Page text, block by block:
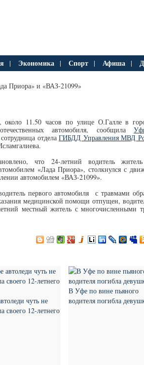
| Экономика | Спорт | Афиша |
Приора» и «ВАЗ-21099»
около 11.50 часов по улице О.Галле в
автомобиля, сообщила
отдела ГИБДД Управления МВД
что 24-летний водитель
«Лада Приора», столкнулся с
автомобилем «ВАЗ-21099».
первого автомобиля с травмами
медицинской помощи отпущен,
местный житель с многочисленными
чуть не
своего 12-летнего
В Уфе по вине пьяного
водителя погибла